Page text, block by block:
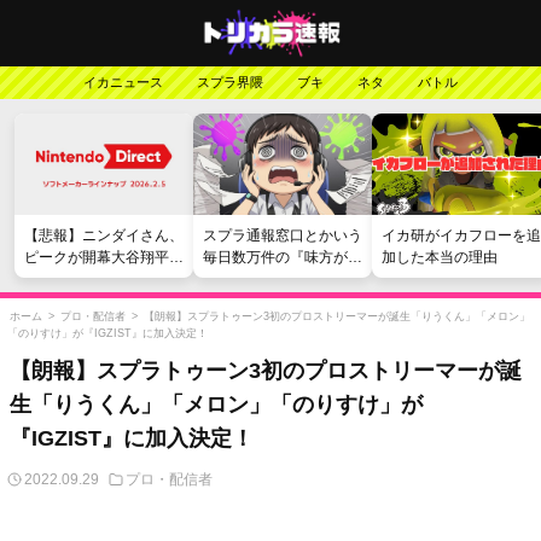
イカニュース スプラ界隈 ブキ ネタ バトル
【悲報】ニンダイさん、
ピークが開幕大谷翔平の
がっかりダイレクトだっ
たと言われてしまう
スプラ通報窓口とかいう
毎日数万件の『味方が弱
い』愚痴を読まされる苦
行
イカ研がイカフローを追
加した本当の理由
ホーム > プロ・配信者 >
【朗報】スプラトゥーン3初のプロストリーマーが誕生「りうくん」「メロン」
「のりすけ」が『IGZIST』に加入決定！
【朗報】スプラトゥーン3初のプロストリーマーが誕
生「りうくん」「メロン」「のりすけ」が
『IGZIST』に加入決定！
2022.09.29 プロ・配信者